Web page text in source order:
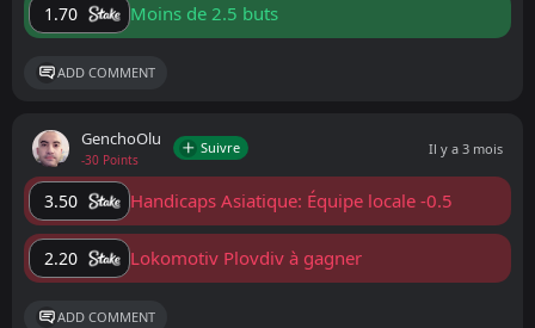
1.70 Moins de 2.5 buts
ADD COMMENT
GenchoOlu
-30 Points
Suivre Il y a 3 mois
3.50 Handicaps Asiatique: Équipe locale -0.5
2.20 Lokomotiv Plovdiv à gagner
ADD COMMENT